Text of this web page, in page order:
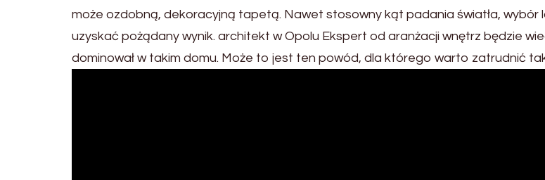
może ozdobną, dekoracyjną tapetą. Nawet stosowny kąt padania światła, wybór
uzyskać pożądany wynik. architekt w Opolu Ekspert od aranżacji wnętrz będzie
dominował w takim domu. Może to jest ten powód, dla którego warto zatrudnić